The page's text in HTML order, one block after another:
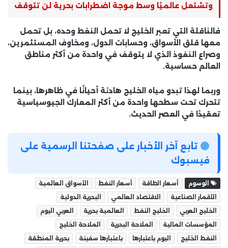
وتشتعل عالميًا وسط موجة اضطرابات بحرية لن تتوقف
فالناقلة التي تعبر الخليج لا تحمل النفط وحده، بل تحمل
معها قلق الأسواق، وحسابات الدول، ومخاوف المستثمرين،
وصراع النفوذ الذي لا يتوقف في واحدة من أكثر مناطق
العالم حساسية.
وربما لهذا تبدو مياه الخليج هادئة أحيانًا في ظاهرها، بينما
تتحرك تحت سطحها واحدة من أكثر المعارك الجيوسياسية
تعقيدًا في العصر الحديث.
تابع آخر الأخبار على صفحتنا الرسمية على
فيسبوك
الوسوم أسعار الطاقة أسعار النفط
الأسواق العالمية
الأقمار الصناعية
الاقتصاد العالمي
البحرية الدولية
الخليج العربي
الخليج النفط العالمية بحرية
العربي اليوم
المؤسسات المالية
الملاحة البحرية
الملاحة الخليج
النفط الخليج
اليوم باعتبارها باعتبارها سفينة
بحرية المنطقة